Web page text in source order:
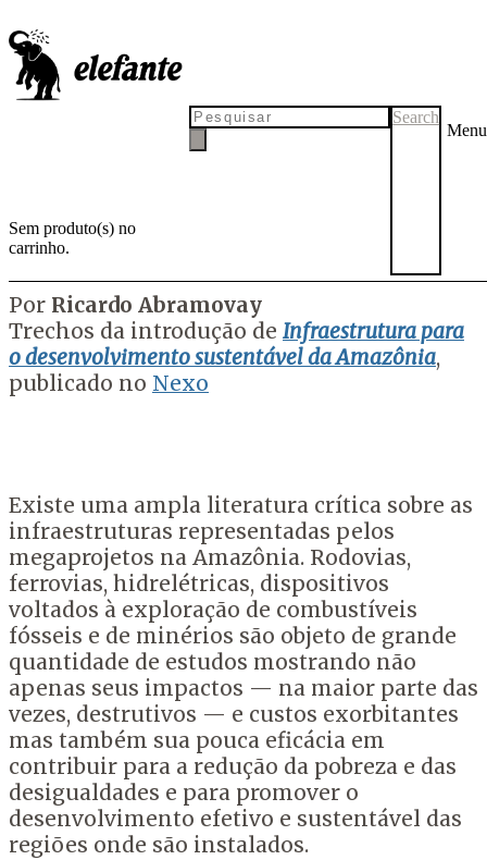
Sem produto(s) no
carrinho.
Search
Menu
‘Infraestrutura para a
Amazônia’: por um modelo
sustentável da biodiversidade
Por Ricardo Abramovay
Trechos da introdução de Infraestrutura para
o desenvolvimento sustentável da Amazônia,
publicado no Nexo
Existe uma ampla literatura crítica sobre as
infraestruturas representadas pelos
megaprojetos na Amazônia. Rodovias,
ferrovias, hidrelétricas, dispositivos
voltados à exploração de combustíveis
fósseis e de minérios são objeto de grande
quantidade de estudos mostrando não
apenas seus impactos — na maior parte das
vezes, destrutivos — e custos exorbitantes
mas também sua pouca eficácia em
contribuir para a redução da pobreza e das
desigualdades e para promover o
desenvolvimento efetivo e sustentável das
regiões onde são instalados.